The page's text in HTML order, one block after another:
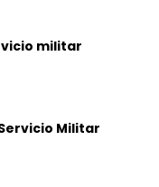
militar
Militar